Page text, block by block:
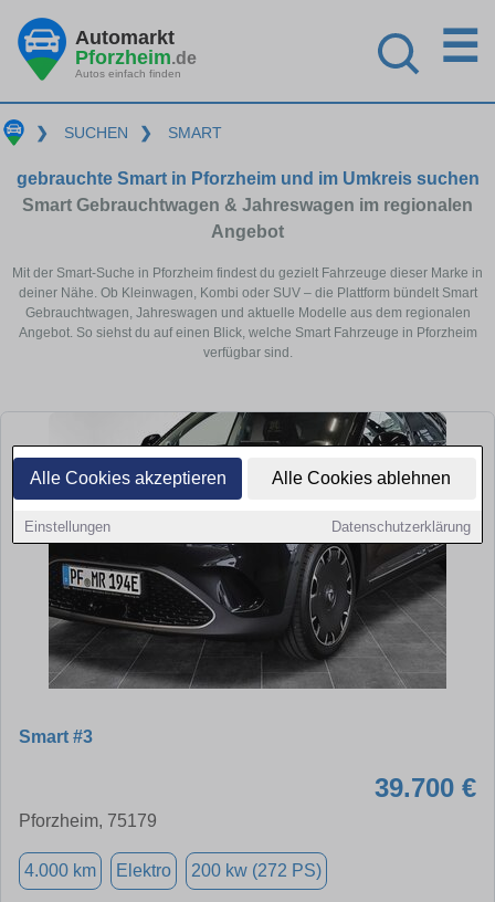
Alle Cookies akzeptieren Alle Cookies ablehnen
Einstellungen Datenschutzerklärung
Automarkt
Pforzheim.de
Autos einfach finden
☰
❯ SUCHEN ❯ SMART
gebrauchte Smart in Pforzheim und im Umkreis suchen
Smart Gebrauchtwagen & Jahreswagen im regionalen
Angebot
Mit der Smart-Suche in Pforzheim findest du gezielt Fahrzeuge dieser Marke in
deiner Nähe. Ob Kleinwagen, Kombi oder SUV – die Plattform bündelt Smart
Gebrauchtwagen, Jahreswagen und aktuelle Modelle aus dem regionalen
Angebot. So siehst du auf einen Blick, welche Smart Fahrzeuge in Pforzheim
verfügbar sind.
Smart #3
39.700 €
Pforzheim, 75179
4.000 km Elektro 200 kw (272 PS)